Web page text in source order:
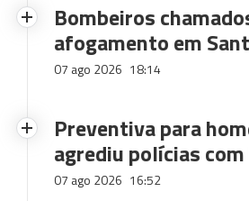
Bombeiros
afogamento em
07 ago 2026 18:14
Preventiva para
agrediu polícias
07 ago 2026 16:52